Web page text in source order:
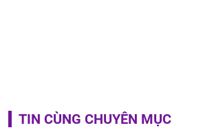
TIN CÙNG CHUYÊN MỤC